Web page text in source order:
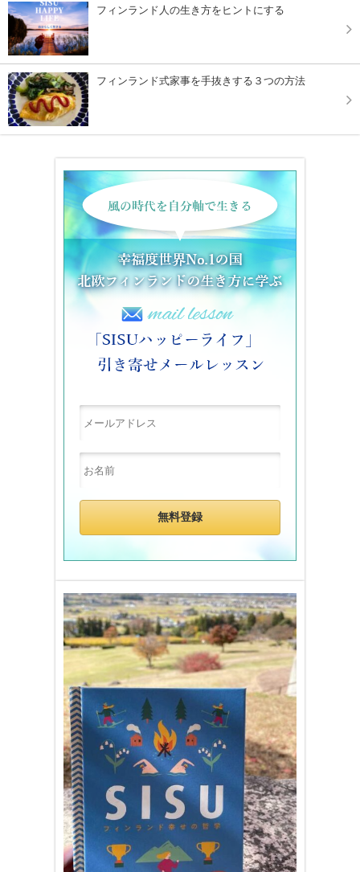
フィンランド人の生き方をヒントにする
フィンランド式家事を手抜きする３つの方法